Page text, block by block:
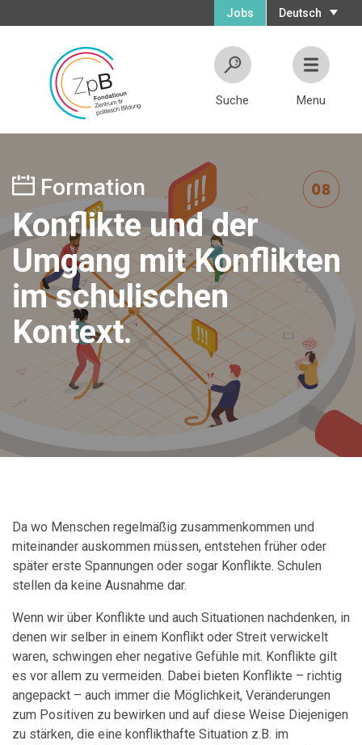
Deutsch
Jobs
Suche Menu
Formation
Konflikte und der
Umgang mit Konflikten
im schulischen
Kontext.
Da wo Menschen regelmäßig zusammenkommen und
miteinander auskommen müssen, entstehen früher oder
später erste Spannungen oder sogar Konflikte. Schulen
stellen da keine Ausnahme dar.
Wenn wir über Konflikte und auch Situationen nachdenken, in
denen wir selber in einem Konflikt oder Streit verwickelt
waren, schwingen eher negative Gefühle mit. Konflikte gilt
es vor allem zu vermeiden. Dabei bieten Konflikte – richtig
angepackt – auch immer die Möglichkeit, Veränderungen
zum Positiven zu bewirken und auf diese Weise Diejenigen
zu stärken, die eine konflikthafte Situation z.B. im